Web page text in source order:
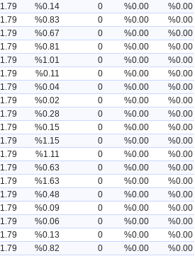
%0.14 0 %0.00
%0.00
%0.83 0 %0.00
%0.00
%0.67 0 %0.00
%0.00
%0.81 0 %0.00
%0.00
%1.01 0 %0.00
%0.00
%0.11 0 %0.00
%0.00
%0.04 0 %0.00
%0.00
%0.02 0 %0.00
%0.00
%0.28 0 %0.00
%0.00
%0.15 0 %0.00
%0.00
%1.15 0 %0.00
%0.00
%1.11 0 %0.00
%0.00
%0.63 0 %0.00
%0.00
%1.63 0 %0.00
%0.00
%0.48 0 %0.00
%0.00
%0.09 0 %0.00
%0.00
%0.06 0 %0.00
%0.00
%0.13 0 %0.00
%0.00
%0.82 0 %0.00
%0.00